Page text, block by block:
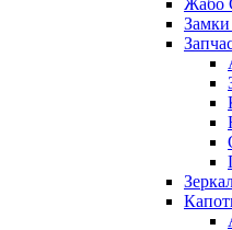
Жабо
Замки